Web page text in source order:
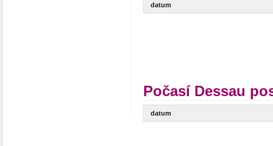
datum
Počasí Dessau
datum